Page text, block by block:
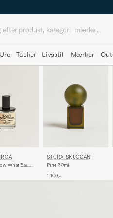
Ure Tasker Livsstil Mærker
What Eau
STORA SKUGGAN
Pine 30ml
1 100,-